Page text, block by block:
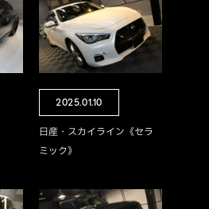
2025.01.10
日産・スカイライン《セラ
ミック》